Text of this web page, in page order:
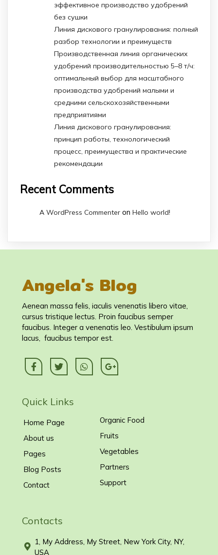
эффективное производство удобрений
без сушки
Линия дискового гранулирования: полный
разбор технологии и преимуществ
Производственная линия органических
удобрений производительностью 5–8 т/ч:
оптимальный выбор для масштабного
производства удобрений малыми и
средними сельскохозяйственными
предприятиями
Линия дискового гранулирования:
принцип работы, технологический
процесс, преимущества и практические
рекомендации
Recent Comments
A WordPress Commenter on Hello world!
Angela's Blog
Aenean massa felis, iaculis venenatis libero vitae,
cursus tristique lectus. Proin faucibus semper
faucibus. Integer a venenatis leo. Vestibulum ipsum
lacus, faucibus tempor est.
Quick Links
Home Page
About us
Pages
Blog Posts
Contact
Organic Food
Fruits
Vegetables
Partners
Support
Contacts
1, My Address, My Street, New York City, NY,
USA